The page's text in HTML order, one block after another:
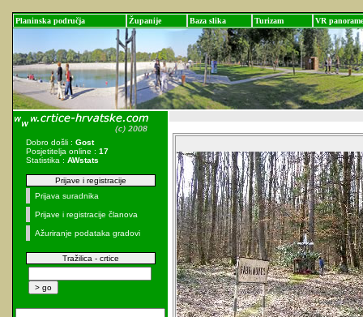
Planinska područja Županije Baza slika Turizam VR panorame
Dobro došli : Gost
Posjetitelja online : 17
Statistika : AWstats
Prijave i registracije
Prijava suradnika
Prijave i registracije članova
Ažuriranje podataka gradovi
Tražilica - crtice